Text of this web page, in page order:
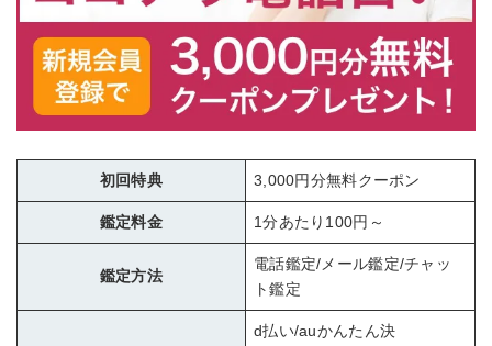
初回特典 3,000円分無料クーポン
鑑定料金 1分あたり100円～
鑑定方法
電話鑑定/メール鑑定/チャッ
ト鑑定
d払い/auかんたん決